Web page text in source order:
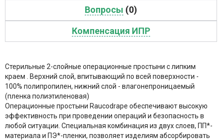
Вопросы (0)
Компенсация ИПР
Стерильные 2-слойные операционные простыни с липким
краем . Верхний слой, впитывающий по всей поверхности -
100% полипропилен, нижний слой - влагонепроницаемый
(пленка полиэтиленовая)
Операционные простыни Raucodrape обеспечивают высокую
эффективность при проведении операций и безопасность в
любой ситуации. Специальная комбинация из двух слоев, ПП*-
материала и ПЭ*-пленки, позволяет изделиям абсорбировать